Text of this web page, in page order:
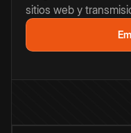
sitios web y